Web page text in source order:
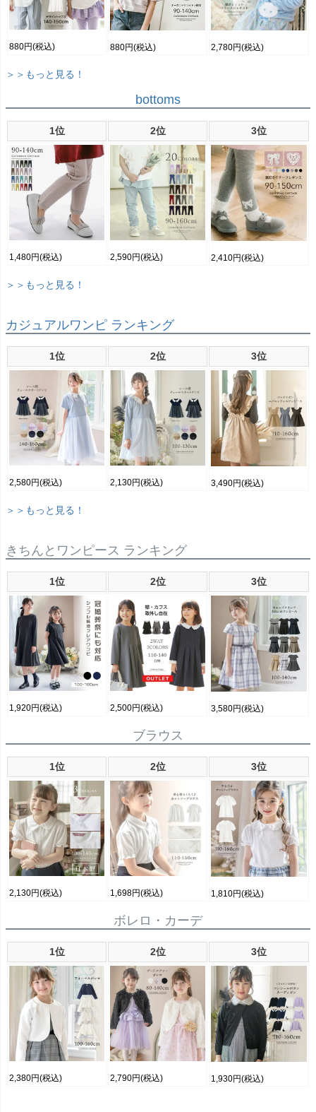
880円(税込) 880円(税込) 2,780円(税込)
＞＞もっと見る！
bottoms
1位 2位 3位
1,480円(税込) 2,590円(税込) 2,410円(税込)
＞＞もっと見る！
カジュアルワンピ ランキング
1位 2位 3位
2,580円(税込) 2,130円(税込) 3,490円(税込)
＞＞もっと見る！
きちんとワンピース ランキング
1位 2位 3位
1,920円(税込) 2,500円(税込) 3,580円(税込)
ブラウス
1位 2位 3位
2,130円(税込) 1,698円(税込) 1,810円(税込)
ボレロ・カーデ
1位 2位 3位
2,380円(税込) 2,790円(税込) 1,930円(税込)